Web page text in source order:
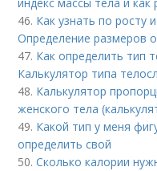
индекс массы тела и как
46. Как узнать по росту
Определение размеров
47. Как определить тип
Калькулятор типа
48. Калькулятор
женского тела
49. Какой тип у меня
определить свой
50.Сколько калории